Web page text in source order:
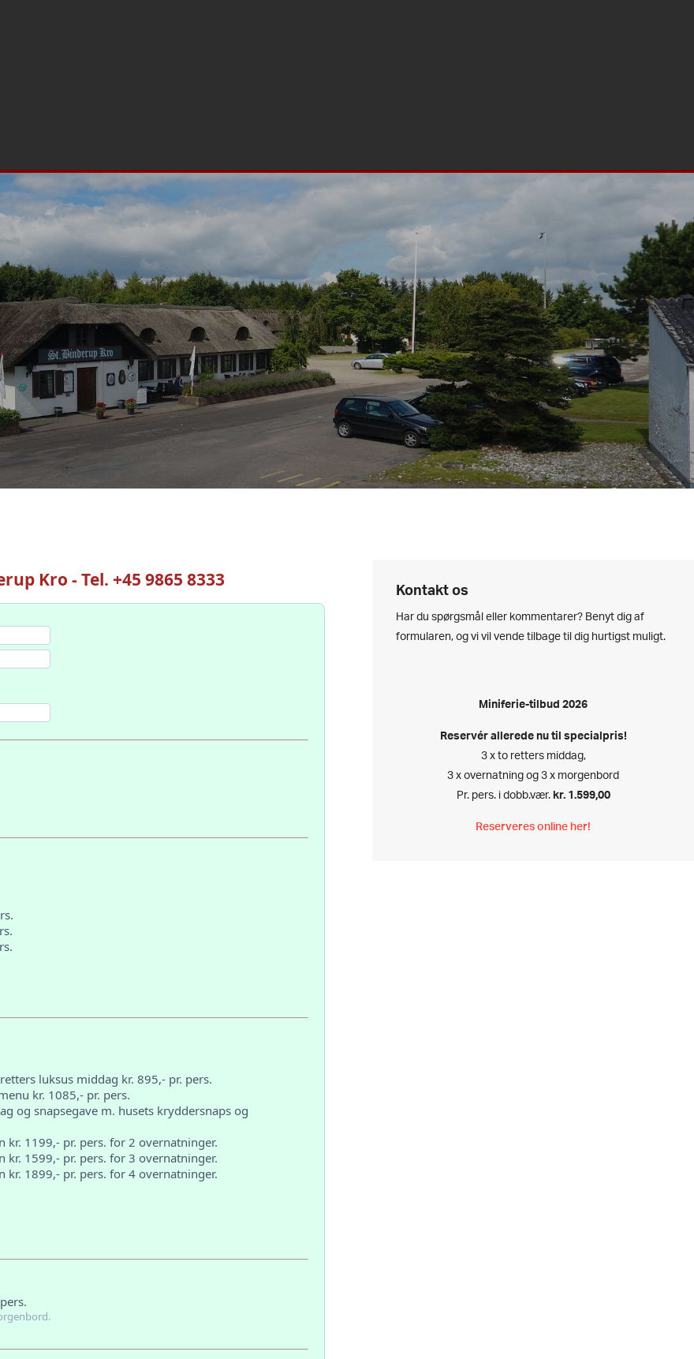
Kontakt os
Har du spørgsmål eller kommentarer? Benyt dig af
formularen, og vi vil vende tilbage til dig hurtigst muligt.
Miniferie-tilbud 2026
Reservér allerede nu til specialpris!
3 x to retters middag,
3 x overnatning og 3 x morgenbord
Pr. pers. i dobb.vær. kr. 1.599,00
Reserveres online her!